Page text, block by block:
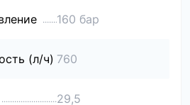
160 бар
(л/ч) 760
29,5